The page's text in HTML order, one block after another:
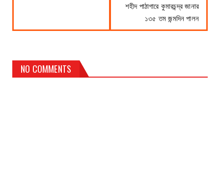
শহীদ পাঠাগারে কুমারচন্দ্র জানার
১৩৫ তম জন্মদিন পালন
NO COMMENTS